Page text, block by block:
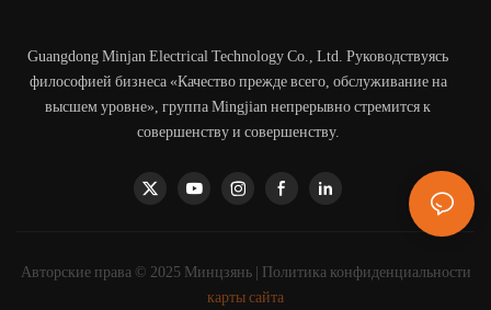
Guangdong Minjan Electrical Technology Co., Ltd. Руководствуясь
философией бизнеса «Качество прежде всего, обслуживание на
высшем уровне», группа Mingjian непрерывно стремится к
совершенству и совершенству.
Авторские права © 2025 Минцзянь | Политика конфиденциальности
карты сайта